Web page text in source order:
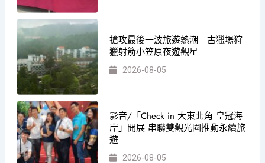
搶攻最後一波旅遊熱潮 古獵場狩
獵射箭小笠原夜遊觀星
2026-08-05
影音/「Check in 大東北角 皇冠海
岸」開展 串聯雙觀光圈推動永續旅
遊
2026-08-05